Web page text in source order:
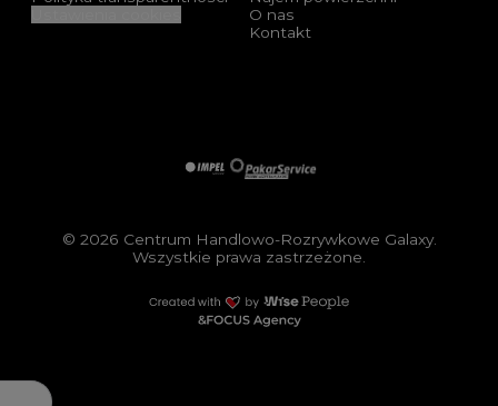
O nas
Kontakt
© 2026 Centrum Handlowo-Rozrywkowe Galaxy.
Wszystkie prawa zastrzeżone.